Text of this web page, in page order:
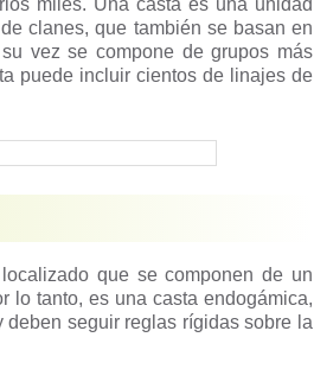
miles. Una casta es una unidad
clanes, que también se basan en
vez se compone de grupos más
puede incluir cientos de linajes de
que se componen de un
lo tanto, es una casta endogámica,
seguir reglas rígidas sobre la